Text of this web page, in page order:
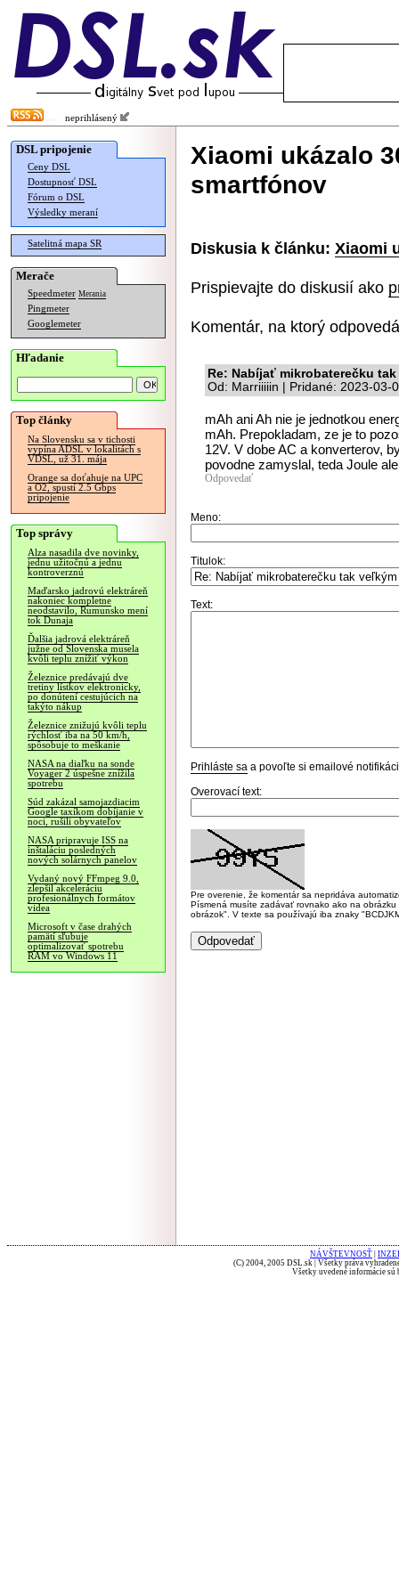
neprihlásený
DSL pripojenie
Ceny DSL
Dostupnosť DSL
Fórum o DSL
Výsledky meraní
Satelitná mapa SR
Merače
Speedmeter Merania
Pingmeter
Googlemeter
Hľadanie
Top články
Na Slovensku sa v tichosti
vypína ADSL v lokalitách s
VDSL, už 31. mája
Orange sa doťahuje na UPC
a O2, spustí 2.5 Gbps
pripojenie
Top správy
Alza nasadila dve novinky,
jednu užitočnú a jednu
kontroverznú
Maďarsko jadrovú elektráreň
nakoniec kompletne
neodstavilo, Rumunsko mení
tok Dunaja
Ďalšia jadrová elektráreň
južne od Slovenska musela
kvôli teplu znížiť výkon
Železnice predávajú dve
tretiny lístkov elektronicky,
po donútení cestujúcich na
takýto nákup
Železnice znižujú kvôli teplu
rýchlosť iba na 50 km/h,
spôsobuje to meškanie
NASA na diaľku na sonde
Voyager 2 úspešne znížila
spotrebu
Súd zakázal samojazdiacim
Google taxíkom dobíjanie v
noci, rušili obyvateľov
NASA pripravuje ISS na
inštaláciu posledných
nových solárnych panelov
Vydaný nový FFmpeg 9.0,
zlepšil akceleráciu
profesionálnych formátov
videa
Microsoft v čase drahých
pamätí sľubuje
optimalizovať spotrebu
RAM vo Windows 11
Xiaomi ukázalo
smartfónov
Diskusia k článku: Xiaomi
Prispievajte do diskusií ako
Komentár, na ktorý
Re: Nabíjať mikrobaterečku
Od: Marriiiiin | Pridané: 2023-03-
mAh ani Ah nie je jednotkou
mAh. Prepokladam, ze je to
12V. V dobe AC a konverterov,
povodne zamyslal, teda Joule
Odpovedať
Meno:
Titulok:
Text:
Prihláste sa a povoľte si emailové
Overovací text:
Pre overenie, že komentár sa nepridáva
Písmená musíte zadávať rovnako ako na
obrázok". V texte sa používajú iba znaky
NÁVŠTEVNOSŤ
(C) 2004, 2005 DSL.sk | Všetky práva
Všetky uvedené informácie sú